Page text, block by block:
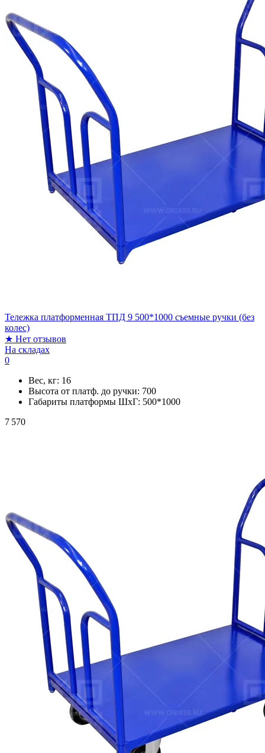
Тележка платформенная ТПД 9 500*1000 съемные ручки (без
колес)
★ Нет отзывов
На складах
0
Вес, кг: 16
Высота от платф. до ручки: 700
Габариты платформы ШxГ: 500*1000
7 570